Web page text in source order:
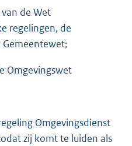
de Wet
regelingen, de
Omgevingswet
Omgevingsdienst
zij komt te luiden als